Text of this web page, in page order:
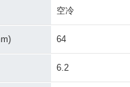
空冷
64
6.2